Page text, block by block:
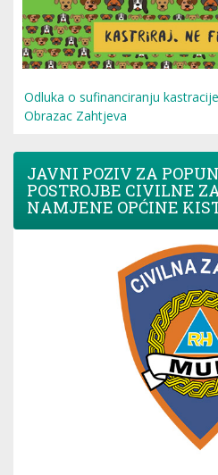
Odluka o sufinanciranju
Obrazac Zahtjeva
JAVNI POZIV ZA
POSTROJBE CIVILNE
NAMJENE OPĆINE